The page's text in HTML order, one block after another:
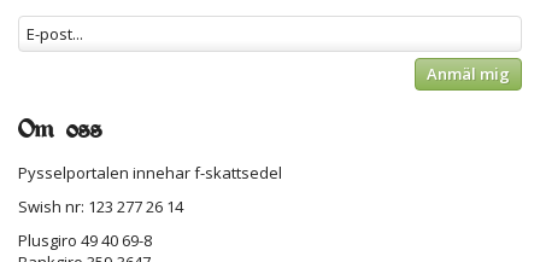
Anmäl mig
Om oss
Pysselportalen innehar f-skattsedel
Swish nr: 123 277 26 14
Plusgiro 49 40 69-8